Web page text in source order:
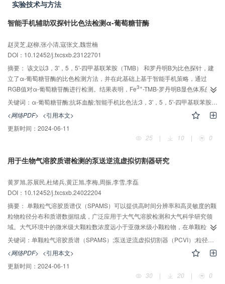
固体NMR分析强自旋耦合体系的核间相互作用提供了重要的技术支持。
实验技术与方法
智能手机辅助双探针比色法检测α-葡萄糖苷酶
赵灵芝,赵柳,张小清,寇张文,魏世楠
DOI：10.12452/j.fxcsxb.23122701
摘要： 该文以3，3'，5，5'-四甲基联苯胺（TMB） 和罗丹明B为比色探针，建
立了α-葡萄糖苷酶的比色检测方法，并在此基础上基于智能手机策略，通过
RGB值对α-葡萄糖苷酶进行检测。结果表明，Fe3+-TMB-罗丹明B显色体系的吸
光度与α-葡萄糖苷浓度在20～100 U/L范围内呈线性关系，检出限为3.3 U/L。
采用photoshop软件分析样品图像和样品荧光图像的RGB值，其与α-葡萄糖苷
酶浓度在10～100 U/L范围内呈线性关系，检出限分别为2.5 U/L和1.2 U/L。该
法已成功用于α-葡萄糖苷酶抑制剂阿卡波糖抑制率评估和胎牛血清中α-葡萄糖
苷酶浓度的测定。所构建的智能手机辅助检测法为α-葡萄糖苷酶的临床分析和
关键词： α-葡萄糖苷酶;抗坏血酸;智能手机比色法;3，3'，5，5'-四甲基联苯胺（TMB）;罗丹明 B
<网络PDF> <引用本文>
更新时间： 2024-06-11
25
| 10 | 0
用于生物气溶胶质谱检测的泵送逆流虚拟切割器研究
黄罗旭,苏展民,杜绪兵,黄正旭,李梅,周振,李雪,李磊
DOI：10.12452/j.fxcsxb.24022204
摘要： 单颗粒气溶胶质谱仪（SPAMS）可以提供高时间分辨率和高灵敏度的颗
粒物粒径分布和质谱数据组成，广泛应用于大气气溶胶检测和大气科学研究领
域。大气环境中的微米级大颗粒数浓度远小于亚微米级小颗粒物，在单颗粒气
溶胶质谱的检测中，颗粒经空气动力学加速赋能后，小颗粒物的飞行速度大于
大颗粒物，导致生物气溶胶等大颗粒的检测几率大幅度降低。该研究设计了一
种泵送逆流虚拟切割器（PCVI），通过3D建模、计算流体动力学（CFD）仿
真、实际实验测试以及对实际样品藻类气溶胶的检测，详细介绍了PCVI的实现
原理、数据仿真、性能验证与实际应用。PCVI与SPAMS联用，可形成对小颗粒
关键词： 单颗粒气溶胶质谱（SPAMS）;泵送逆流虚拟切割器（PCVI）;粒径筛分;生物气溶胶检测
<网络PDF> <引用本文>
更新时间： 2024-06-11
30
| 20 | 0